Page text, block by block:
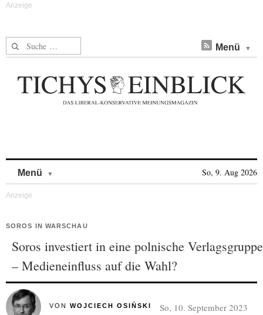
Suche nach: Menü
Menü So, 9. Aug 2026
SOROS IN WARSCHAU
Soros investiert in eine polnische Verlagsgruppe
– Medieneinfluss auf die Wahl?
VON WOJCIECH OSIŃSKI So, 10. September 2023